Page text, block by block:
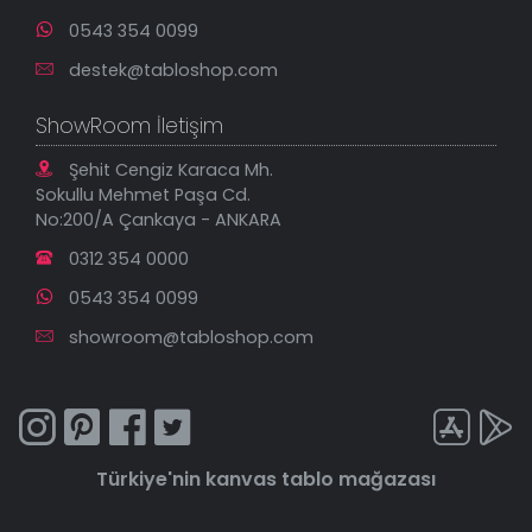
0543 354 0099
destek@tabloshop.com
ShowRoom İletişim
Şehit Cengiz Karaca Mh.
Sokullu Mehmet Paşa Cd.
No:200/A Çankaya - ANKARA
0312 354 0000
0543 354 0099
showroom@tabloshop.com
Türkiye'nin kanvas tablo mağazası